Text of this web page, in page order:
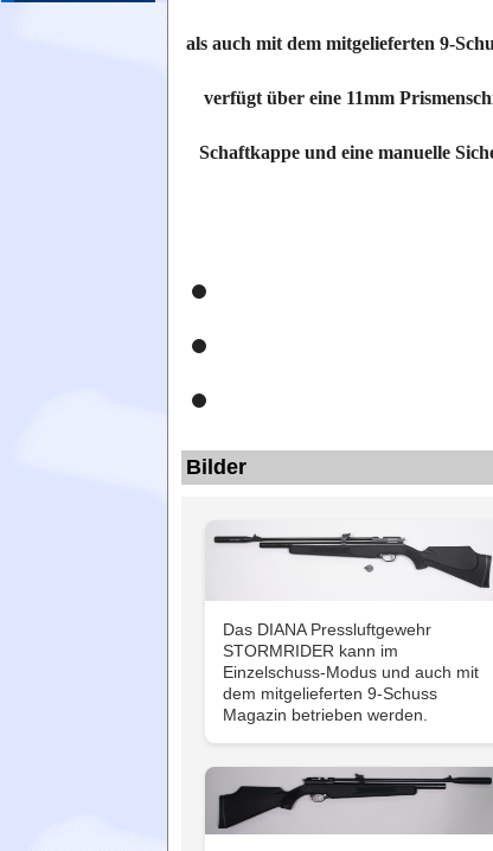
als auch mit dem mitgelieferten 9-
verfügt über eine 11mm
Schaftkappe und eine manuelle
Bilder
Das DIANA Pressluftgewehr
STORMRIDER kann im
Einzelschuss-Modus und auch mit
dem mitgelieferten 9-Schuss
Magazin betrieben werden.